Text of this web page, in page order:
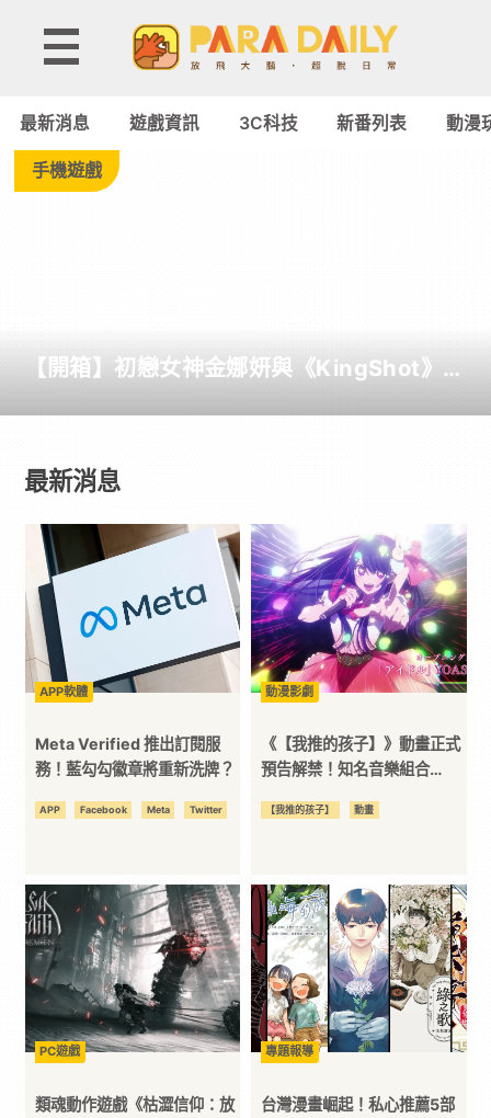
消
Paradaily
-
遊
戲
｜
動
漫
二
元
｜
3C
科
最新消息 遊戲資訊 3C科技 新番列表 動漫
手機遊戲
【開箱】初戀女神金娜妍與《KingShot》再
最新消息
APP軟體
Meta Verified 推出訂閱服
務！藍勾勾徽章將重新洗牌？
APP Facebook Meta Twitter
動漫影劇
《【我推的孩子】》動畫正式
預告解禁！知名音樂組合
【我推的孩子】 動畫
PC遊戲
類魂動作遊戲《枯澀信仰：放
專題報導
台灣漫畫崛起！私心推薦5部